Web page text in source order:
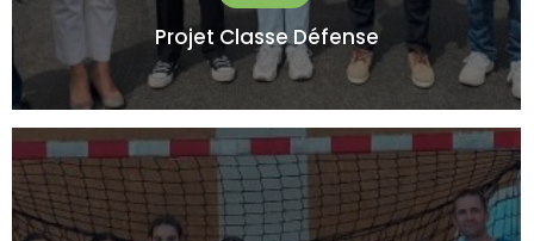
Projet Classe Défense